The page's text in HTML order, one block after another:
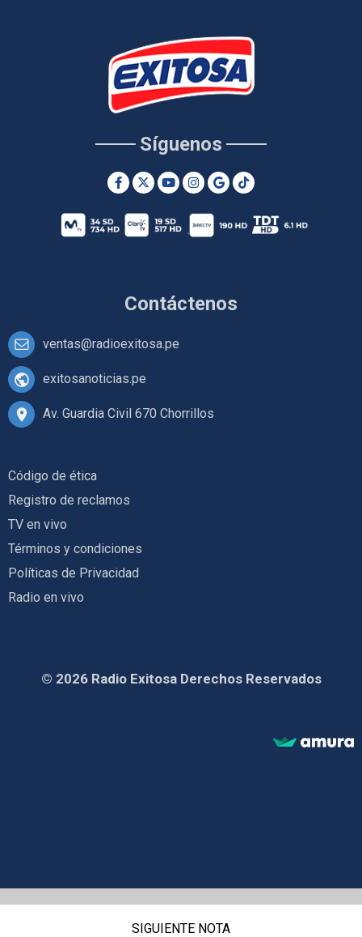
Contáctenos
ventas@radioexitosa.pe
exitosanoticias.pe
Av. Guardia Civil 670 Chorrillos
Síguenos
Código de ética
Registro de reclamos
TV en vivo
Términos y condiciones
Políticas de Privacidad
Radio en vivo
© 2026 Radio Exitosa Derechos Reservados
SIGUIENTE NOTA